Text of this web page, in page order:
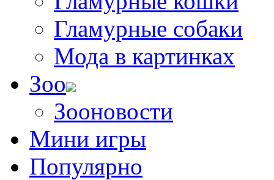
Гламурные собаки
Мода в картинках
Зоо
Зооновости
Мини игры
Популярно